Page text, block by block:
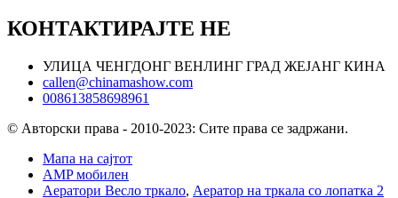
КОНТАКТИРАЈТЕ НЕ
УЛИЦА ЧЕНГДОНГ ВЕНЛИНГ ГРАД ЖЕЈАНГ КИНА
callen@chinamashow.com
008613858698961
© Авторски права - 2010-2023: Сите права се задржани.
Мапа на сајтот
AMP мобилен
Аератори Весло тркало, Аератор на тркала со лопатка 2